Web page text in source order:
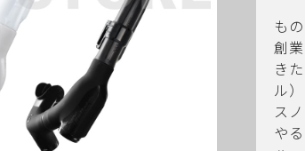
も
創
き
ル）
ス
や